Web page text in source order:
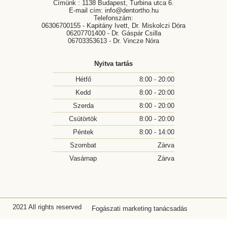
diffúz elszíneződésektől. A folyamat befejezéseként
egy gyengéd fogselymezés, illetve polírozás
következik majd, hogy fogai újra ragyogó állapotba
kerüljenek. Minden kezelésünk egy beszélgetéssel ér
szokásainak tökéletesítése. Ennek során instruálást és
útmutatást kaphat annak érdekében, hogy fogait a
leghatékonyabban tudja tisztán tartani a
fogkőeltávolítás Budapesten kezelést követőleg. Ki
végzi a fogkőeltávolítást budapesti rendelőnkben? A
Dentortho-nál a fogkőeltávolítást Budapesten minden
esetben dentálhigiénikus kollégáink végzik, akik a
lehető legnagyobb szakértelemmel látják majd el. A
fogkőeltávolítás Budapest következményei A
által sokkalta bátrabban mosolyoghat majd.
Címünk : 1138 Budapest, Turbina utca 6.
E-mail cím: info@dentortho.hu
Telefonszám:
06306700155 - Kapitány Ivett, Dr. Miskolczi Dóra
06207701400- Dr. Gáspár Csilla
06703353613 - Dr. Vincze Nóra
Nyitva tartás
Hétfő
8:00 - 20:00
Kedd
8:00 - 20:00
Szerda
8:00 - 20:00
Csütörtök
8:00 - 20:00
Péntek
8:00 - 14:00
Szombat
Zárva
Vasárnap
Zárva
2021 All rights reserved Fogászati marketing tanácsadás